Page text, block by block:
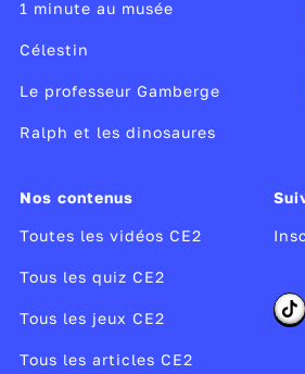
1 minute au musée
Célestin
Le professeur Gamberge
Ralph et les dinosaures
Nos contenus
Toutes les vidéos CE2
Tous les quiz CE2
Tous les jeux CE2
Tous les articles CE2